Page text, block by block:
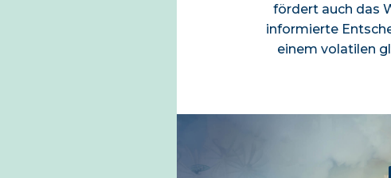
fördert auch das
informierte
einem volatilen